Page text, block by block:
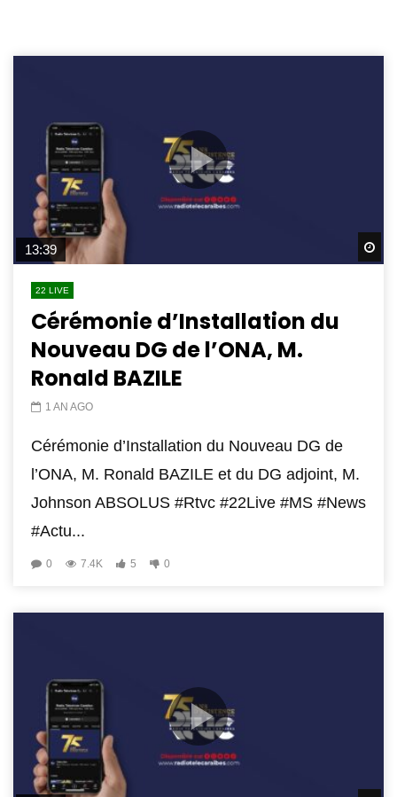
13:39
22 LIVE
Cérémonie d’Installation du
Nouveau DG de l’ONA, M.
Ronald BAZILE
1 AN AGO
Cérémonie d’Installation du Nouveau DG de
l’ONA, M. Ronald BAZILE et du DG adjoint, M.
Johnson ABSOLUS #Rtvc #22Live #MS #News
#Actu...
0 7.4K 5 0